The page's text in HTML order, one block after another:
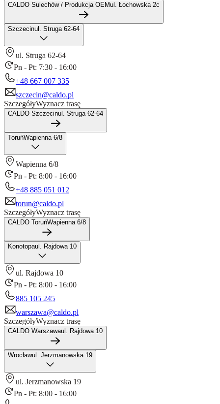
CALDO Sulechów / Produkcja OEMul. Łochowska 2c
Szczecinul. Struga 62-64
ul. Struga 62-64
Pn - Pt: 7:30 - 16:00
+48 667 007 335
szczecin@caldo.pl
SzczegółyWyznacz trasę
CALDO Szczecinul. Struga 62-64
ToruńWapienna 6/8
Wapienna 6/8
Pn - Pt: 8:00 - 16:00
+48 885 051 012
torun@caldo.pl
SzczegółyWyznacz trasę
CALDO ToruńWapienna 6/8
Konotopaul. Rajdowa 10
ul. Rajdowa 10
Pn - Pt: 8:00 - 16:00
885 105 245
warszawa@caldo.pl
SzczegółyWyznacz trasę
CALDO Warszawaul. Rajdowa 10
Wrocławul. Jerzmanowska 19
ul. Jerzmanowska 19
Pn - Pt: 8:00 - 16:00